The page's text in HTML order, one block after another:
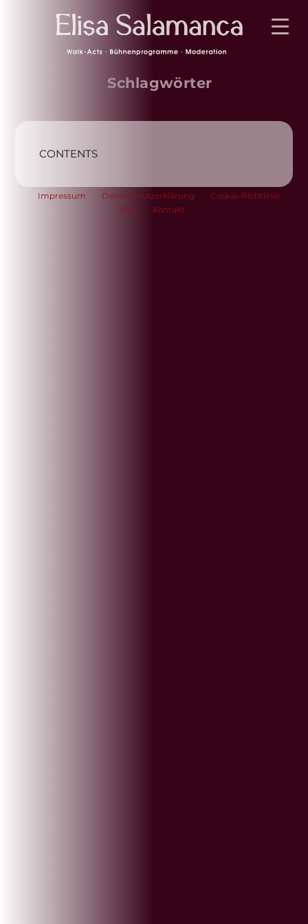
Schlagwörter
CONTENTS
Impressum Datenschutzerklärung
Cookie-Richtlinie
(EU)
Kontakt